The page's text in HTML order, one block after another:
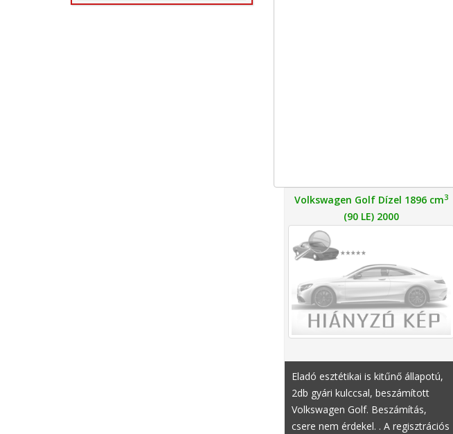
Volkswagen Golf Dízel 1896 cm3
(90 LE) 2000
Eladó esztétikai is kitűnő állapotú,
2db gyári kulccsal, beszámított
Volkswagen Golf. Beszámítás,
csere nem érdekel. . A regisztrációs